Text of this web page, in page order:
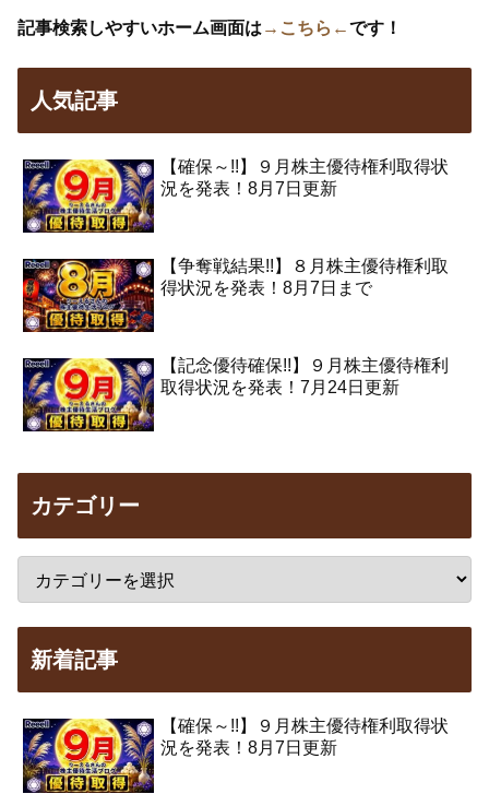
記事検索しやすいホーム画面は →こちら←です！
人気記事
【確保～!!】９月株主優待権利取得状
況を発表！8月7日更新
【争奪戦結果!!】８月株主優待権利取
得状況を発表！8月7日まで
【記念優待確保!!】９月株主優待権利
取得状況を発表！7月24日更新
カテゴリー
新着記事
【確保～!!】９月株主優待権利取得状
況を発表！8月7日更新